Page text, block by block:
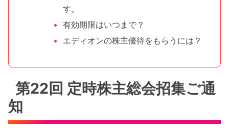
す。
有効期限はいつまで？
エディオンの株主優待をもらうには？
第22回 定時株主総会招集ご通
知